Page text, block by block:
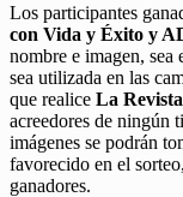
Los participantes
con Vida y Éxito y
nombre e imagen,
sea utilizada en las
que realice La
acreedores de ningún
imágenes se podrán
favorecido en el
ganadores.